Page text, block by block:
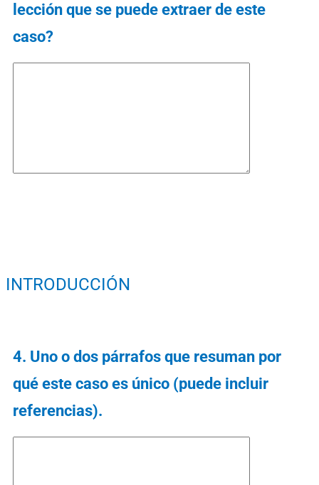
lección que se puede extraer de este
caso?
INTRODUCCIÓN
4. Uno o dos párrafos que resuman por
qué este caso es único (puede incluir
referencias).